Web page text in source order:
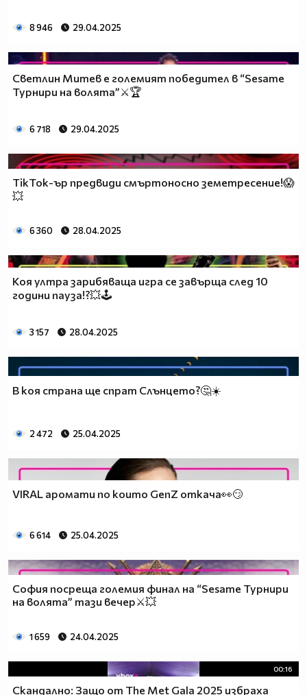
8 946 29.04.2025
Светлин Митев е големият победител в “Sesame
Турнири на волята”⚔️🏆
6 718 29.04.2025
TikTok-ър предвиди смъртоносно земетресение!😱
💥
6 360 28.04.2025
Коя ултра зарибяваща игра се завърща след 10
години пауза!?💥🕹️
3 157 28.04.2025
В коя страна ще спрат Слънцето?🤔☀️
2 472 25.04.2025
VIRAL аромати по които GenZ откача👀😏
6 614 25.04.2025
София посреща големия финал на “Sesame Турнири
на волята” тази вечер⚔️💥
1 659 24.04.2025
00:16
Скандално: Защо от The Met Gala 2025 избраха